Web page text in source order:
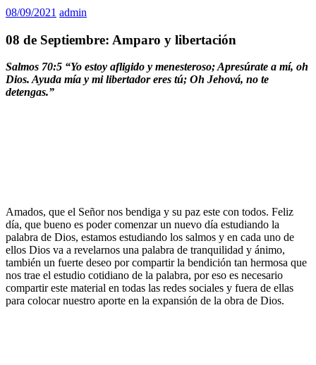
08/09/2021 admin
08 de Septiembre: Amparo y libertación
Salmos 70:5 “Yo estoy afligido y menesteroso; Apresúrate a mí, oh
Dios. Ayuda mía y mi libertador eres tú; Oh Jehová, no te
detengas.”
Amados, que el Señor nos bendiga y su paz este con todos. Feliz
día, que bueno es poder comenzar un nuevo día estudiando la
palabra de Dios, estamos estudiando los salmos y en cada uno de
ellos Dios va a revelarnos una palabra de tranquilidad y ánimo,
también un fuerte deseo por compartir la bendición tan hermosa que
nos trae el estudio cotidiano de la palabra, por eso es necesario
compartir este material en todas las redes sociales y fuera de ellas
para colocar nuestro aporte en la expansión de la obra de Dios.